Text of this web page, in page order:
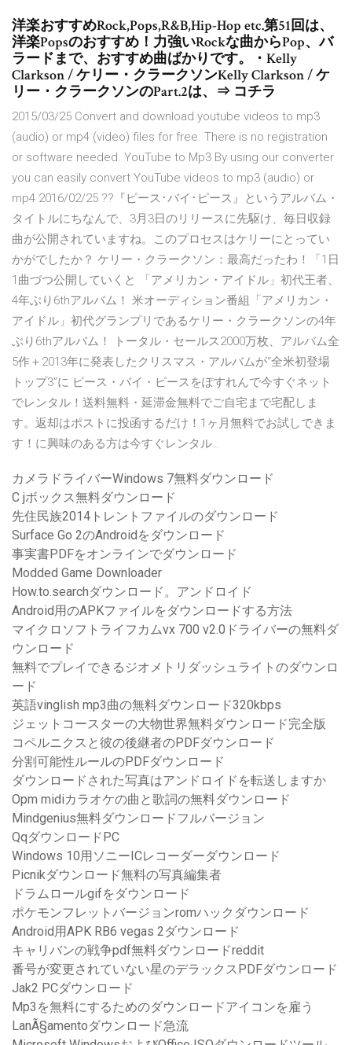
洋楽おすすめRock,Pops,R&B,Hip-Hop etc.第51回は、
洋楽Popsのおすすめ！力強いRockな曲からPop、バ
ラードまで、おすすめ曲ばかりです。・Kelly
Clarkson / ケリー・クラークソンKelly Clarkson / ケ
リー・クラークソンのPart.2は、⇒ コチラ
2015/03/25 Convert and download youtube videos to mp3
(audio) or mp4 (video) files for free. There is no registration
or software needed. YouTube to Mp3 By using our converter
you can easily convert YouTube videos to mp3 (audio) or
mp4 2016/02/25 ??『ピース･バイ･ピース』というアルバム・
タイトルにちなんで、3月3日のリリースに先駆け、毎日収録
曲が公開されていますね。このプロセスはケリーにとってい
かがでしたか？ ケリー・クラークソン：最高だったわ！「1日
1曲づつ公開していくと 「アメリカン・アイドル」初代王者、
4年ぶり6thアルバム！ 米オーディション番組「アメリカン・
アイドル」初代グランプリであるケリー・クラークソンの4年
ぶり6thアルバム！ トータル・セールス2000万枚、アルバム全
5作＋2013年に発表したクリスマス・アルバムが“全米初登場
トップ3”に ピース・バイ・ピースをぽすれんで今すぐネット
でレンタル！送料無料・延滞金無料でご自宅まで宅配しま
す。返却はポストに投函するだけ！1ヶ月無料でお試しできま
す！に興味のある方は今すぐレンタル…
カメラドライバーWindows 7無料ダウンロード
C jボックス無料ダウンロード
先住民族2014トレントファイルのダウンロード
Surface Go 2のAndroidをダウンロード
事実書PDFをオンラインでダウンロード
Modded Game Downloader
How.to.searchダウンロード。アンドロイド
Android用のAPKファイルをダウンロードする方法
マイクロソフトライフカムvx 700 v2.0ドライバーの無料ダ
ウンロード
無料でプレイできるジオメトリダッシュライトのダウンロ
ード
英語vinglish mp3曲の無料ダウンロード320kbps
ジェットコースターの大物世界無料ダウンロード完全版
コペルニクスと彼の後継者のPDFダウンロード
分割可能性ルールのPDFダウンロード
ダウンロードされた写真はアンドロイドを転送しますか
Opm midiカラオケの曲と歌詞の無料ダウンロード
Mindgenius無料ダウンロードフルバージョン
QqダウンロードPC
Windows 10用ソニーICレコーダーダウンロード
Picnikダウンロード無料の写真編集者
ドラムロールgifをダウンロード
ポケモンフレットバージョンromハックダウンロード
Android用APK RB6 vegas 2ダウンロード
キャリバンの戦争pdf無料ダウンロードreddit
番号が変更されていない星のデラックスPDFダウンロード
Jak2 PCダウンロード
Mp3を無料にするためのダウンロードアイコンを雇う
LanÃ§amentoダウンロード急流